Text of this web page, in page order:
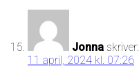
Jonna skriver:
11 april, 2024 kl. 07:26